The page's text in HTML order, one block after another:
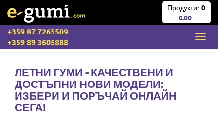
Продукти: 0
0.00
+359 87 7265509
+359 89 3605888
ЛЕТНИ ГУМИ - КАЧЕСТВЕНИ И
ДОСТЪПНИ НОВИ МОДЕЛИ:
ИЗБЕРИ И ПОРЪЧАЙ ОНЛАЙН
СЕГА!